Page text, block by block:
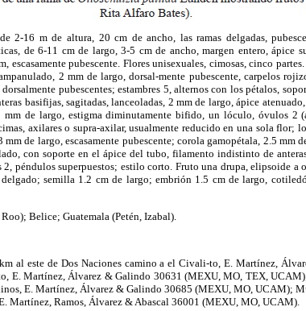
2-16 m de altura, 20 cm de ancho, las ramas delgadas,
de 6-11 cm de largo, 3-5 cm de ancho, margen entero, ápice
escasamente pubescente. Flores unisexuales, cimosas, cinco
2 mm de largo, dorsal-mente pubescente, carpelos
pubescentes; estambres 5, alternos con los pétalos,
basifijas, sagitadas, lanceoladas, 2 mm de largo, ápice
de largo, estigma diminutamente bifido, un lóculo, óvulos 2
axilares o supra-axilar, usualmente reducido en una sola flor;
de largo, escasamente pubescente; corola gamopétala, 2.5 mm
con soporte en el ápice del tubo, filamento indistinto de
péndulos superpuestos; estilo corto. Fruto una drupa, elipsoide a
semilla 1.2 cm de largo; embrión 1.5 cm de largo,
Belice; Guatemala (Petén, Izabal).
al este de Dos Naciones camino a el Civali-to, E. Martínez,
E. Martínez, Álvarez & Galindo 30631 (MEXU, MO, TEX,
E. Martínez, Álvarez & Galindo 30685 (MEXU, MO, UCAM);
Martínez, Ramos, Álvarez & Abascal 36001 (MEXU, MO, UCAM).